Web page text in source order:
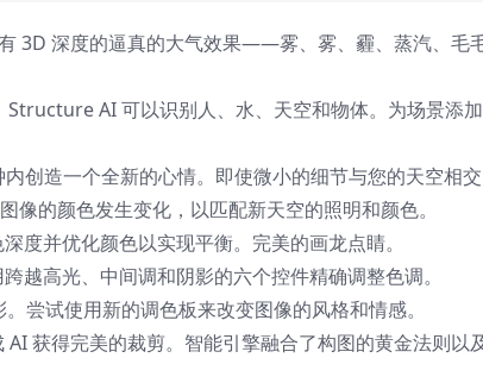
3D 深度的逼真的大气效果——雾、雾、霾、蒸汽、毛
AI 可以识别人、水、天空和物体。为场景添
创造一个全新的心情。即使微小的细节与您的天空相
的颜色发生变化，以匹配新天空的照明和颜色。
度并优化颜色以实现平衡。完美的画龙点睛。
越高光、中间调和阴影的六个控件精确调整色调。
尝试使用新的调色板来改变图像的风格和情感。
获得完美的裁剪。智能引擎融合了构图的黄金法则以